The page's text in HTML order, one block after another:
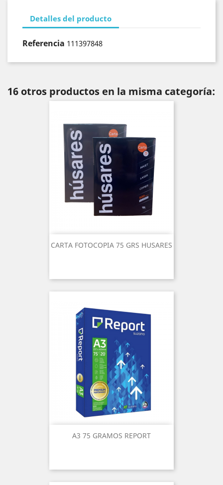
Detalles del producto
Referencia 111397848
16 otros productos en la misma categoría:
CARTA FOTOCOPIA 75 GRS HUSARES
A3 75 GRAMOS REPORT